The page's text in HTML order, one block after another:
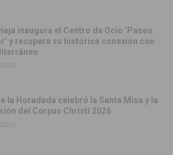
inaugura el Centro de Ocio ‘Paseo
y recupera su histórica conexión con
2026
la Horadada celebró la Santa Misa y la
del Corpus Christi 2026
2026